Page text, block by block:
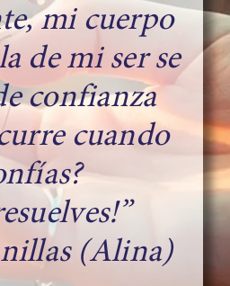
mi cuerpo
de mi ser se
confianza
cuando
(Alina)